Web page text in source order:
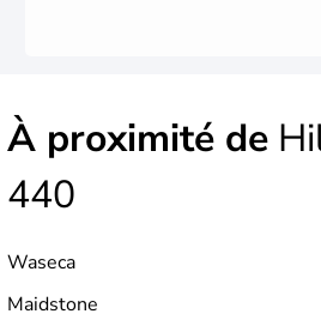
À proximité de
440
Waseca
Maidstone